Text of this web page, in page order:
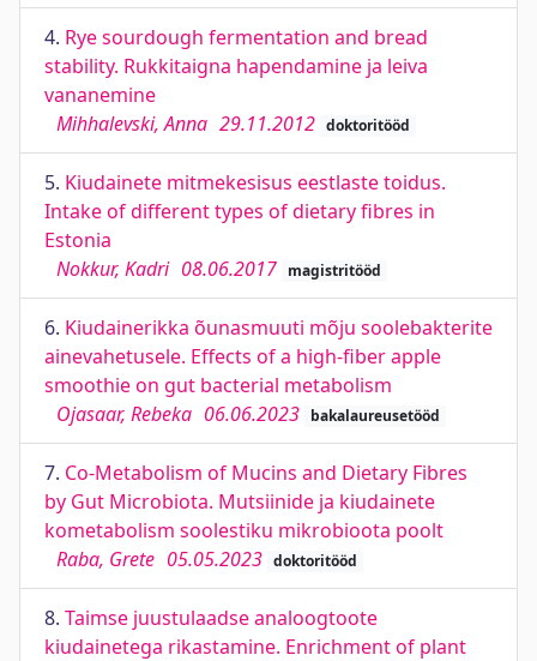
4. Rye sourdough fermentation and bread
stability. Rukkitaigna hapendamine ja leiva
vananemine
Mihhalevski, Anna 29.11.2012 doktoritööd
5. Kiudainete mitmekesisus eestlaste toidus.
Intake of different types of dietary fibres in
Estonia
Nokkur, Kadri 08.06.2017 magistritööd
6. Kiudainerikka õunasmuuti mõju soolebakterite
ainevahetusele. Effects of a high-fiber apple
smoothie on gut bacterial metabolism
Ojasaar, Rebeka 06.06.2023 bakalaureusetööd
7. Co-Metabolism of Mucins and Dietary Fibres
by Gut Microbiota. Mutsiinide ja kiudainete
kometabolism soolestiku mikrobioota poolt
Raba, Grete 05.05.2023 doktoritööd
8. Taimse juustulaadse analoogtoote
kiudainetega rikastamine. Enrichment of plant